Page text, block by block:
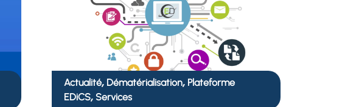
Actualité, Dématérialisation, Plateforme
EDiCS,Services